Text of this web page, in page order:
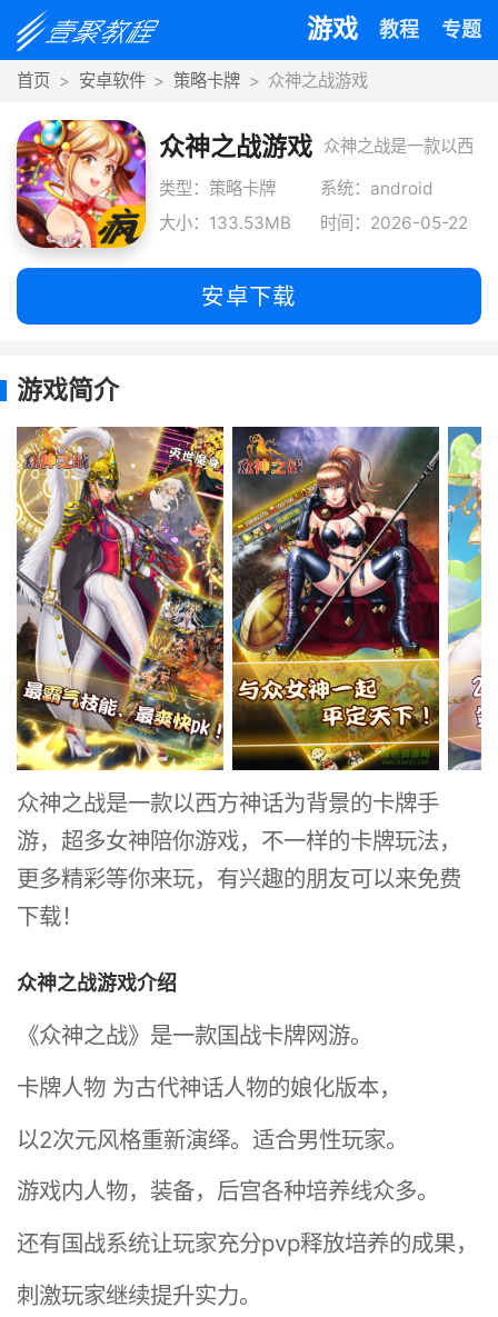
游戏 教程 专题
首页 安卓软件 策略卡牌 众神之战游戏
众神之战游戏 众神之战是一款以西
方神话为背景的卡牌
手游，超多女神陪你
游戏，不一样的卡牌
类型：策略卡牌
系统：android
大小：133.53MB
时间：2026-05-22
安卓下载
游戏简介
众神之战是一款以西方神话为背景的卡牌手
游，超多女神陪你游戏，不一样的卡牌玩法，
更多精彩等你来玩，有兴趣的朋友可以来免费
下载！
众神之战游戏介绍
《众神之战》是一款国战卡牌网游。
卡牌人物 为古代神话人物的娘化版本，
以2次元风格重新演绎。适合男性玩家。
游戏内人物，装备，后宫各种培养线众多。
还有国战系统让玩家充分pvp释放培养的成果，
刺激玩家继续提升实力。